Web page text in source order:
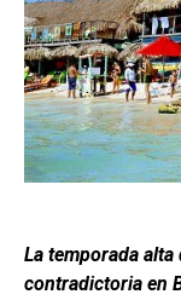
La temporada
contradictoria en